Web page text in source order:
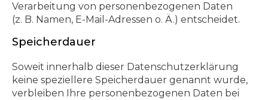
Verarbeitung von personenbezogenen Daten
(z. B. Namen, E-Mail-Adressen o. Ä.) entscheidet.
Speicherdauer
Soweit innerhalb dieser Datenschutzerklärung
keine speziellere Speicherdauer genannt wurde,
verbleiben Ihre personenbezogenen Daten bei